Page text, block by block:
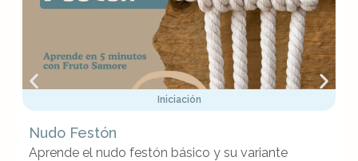
Iniciación
Nudo Festón
Aprende el nudo festón básico y su variante